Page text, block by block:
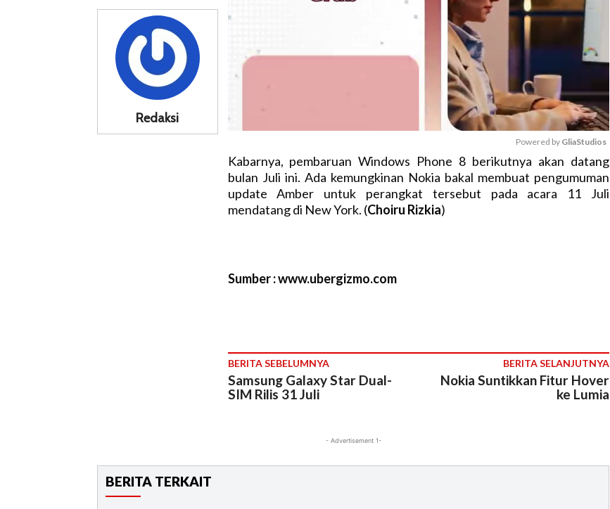
Redaksi
M
u
Powered by GliaStudios
Kabarnya, pembaruan Windows Phone 8 berikutnya akan datang
bulan Juli ini. Ada kemungkinan Nokia bakal membuat pengumuman
update Amber untuk perangkat tersebut pada acara 11 Juli
mendatang di New York. (Choiru Rizkia)
Sumber : www.ubergizmo.com
BERITA SEBELUMNYA
Samsung Galaxy Star Dual-
SIM Rilis 31 Juli
BERITA SELANJUTNYA
Nokia Suntikkan Fitur Hover
ke Lumia
- Advertisement 1-
BERITA TERKAIT